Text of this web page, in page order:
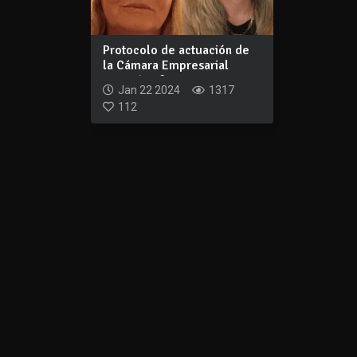
Protocolo de actuación de
la Cámara Empresarial
generó enfre...
Jan 22 2024
1317
112